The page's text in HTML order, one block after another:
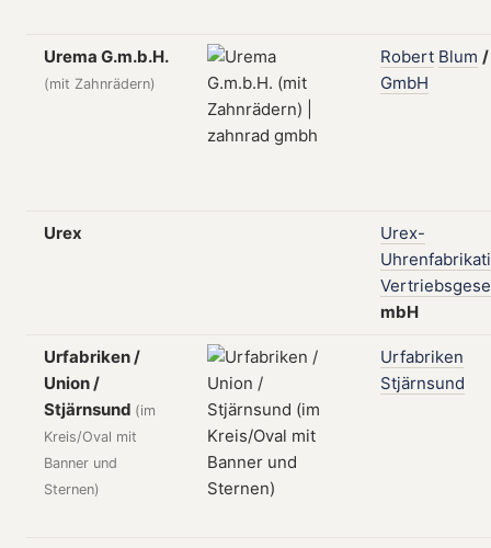
Urema G.m.b.H.
(mit Zahnrädern)
Robert Blum /
GmbH
Urex
Urex-
mbH
Urfabriken /
Union /
Stjärnsund (im
Kreis/Oval mit
Banner und
Sternen)
Urfabriken
Stjärnsund